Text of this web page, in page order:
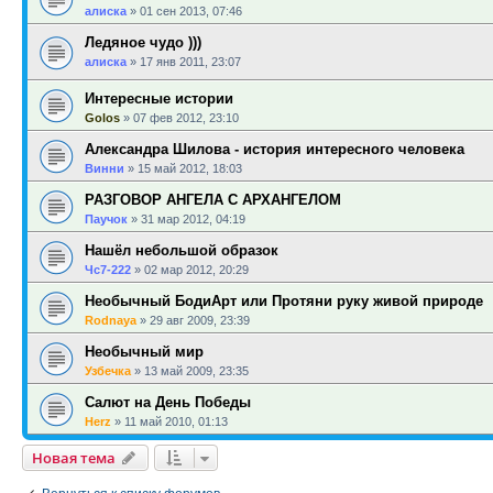
алиска » 01 сен 2013, 07:46
Ледяное чудо )))
алиска » 17 янв 2011, 23:07
Интересные истории
Golos » 07 фев 2012, 23:10
Александра Шилова - история интересного человека
Винни » 15 май 2012, 18:03
РАЗГОВОР АНГЕЛА С АРХАНГЕЛОМ
Паучок » 31 мар 2012, 04:19
Нашёл небольшой образок
Чс7-222 » 02 мар 2012, 20:29
Необычный БодиАрт или Протяни руку живой природе
Rodnaya » 29 авг 2009, 23:39
Необычный мир
Узбечка » 13 май 2009, 23:35
Салют на День Победы
Herz » 11 май 2010, 01:13
Новая тема